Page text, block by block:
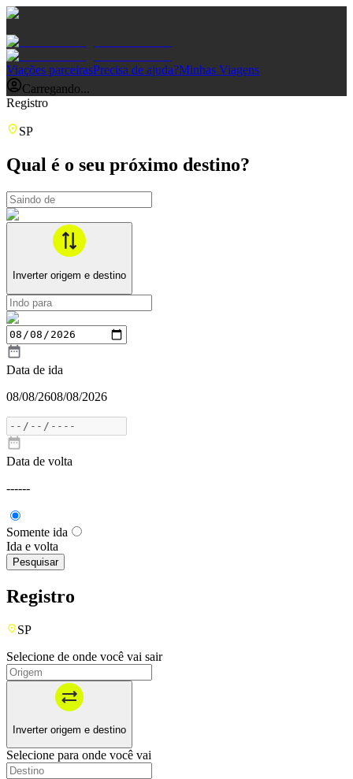
Viações parceirasPrecisa de ajuda?Minhas Viagens
Carregando...
Registro
SP
Qual é o seu próximo destino?
Inverter origem e destino
Data de ida
08/08/2608/08/2026
Data de volta
------
Somente ida
Ida e volta
Pesquisar
Registro
SP
Selecione de onde você vai sair
Inverter origem e destino
Selecione para onde você vai